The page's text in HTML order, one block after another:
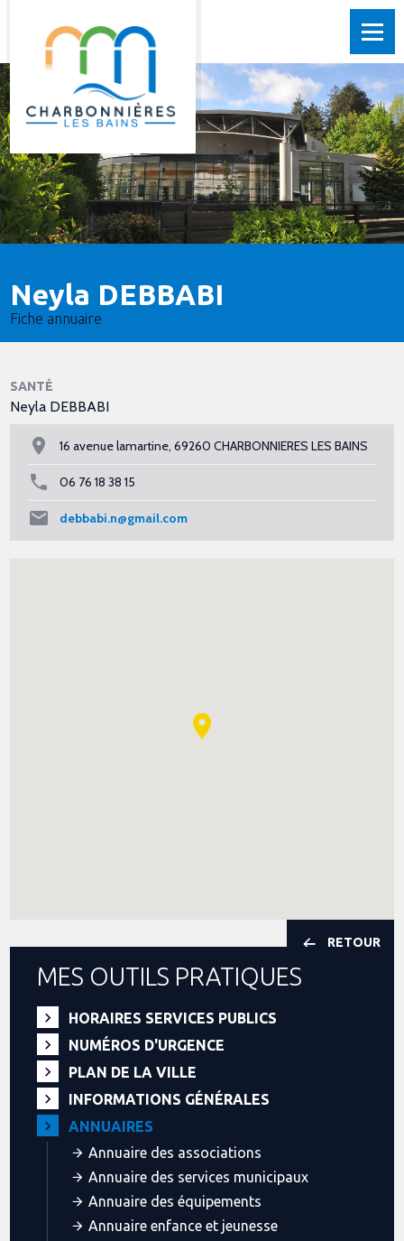
Neyla DEBBABI
Fiche annuaire
SANTÉ
Neyla DEBBABI
16 avenue lamartine, 69260 CHARBONNIERES LES BAINS
06 76 18 38 15
debbabi.n@gmail.com
RETOUR
MES OUTILS PRATIQUES
HORAIRES SERVICES PUBLICS
NUMÉROS D'URGENCE
PLAN DE LA VILLE
INFORMATIONS GÉNÉRALES
ANNUAIRES
Annuaire des associations
Annuaire des services municipaux
Annuaire des équipements
Annuaire enfance et jeunesse